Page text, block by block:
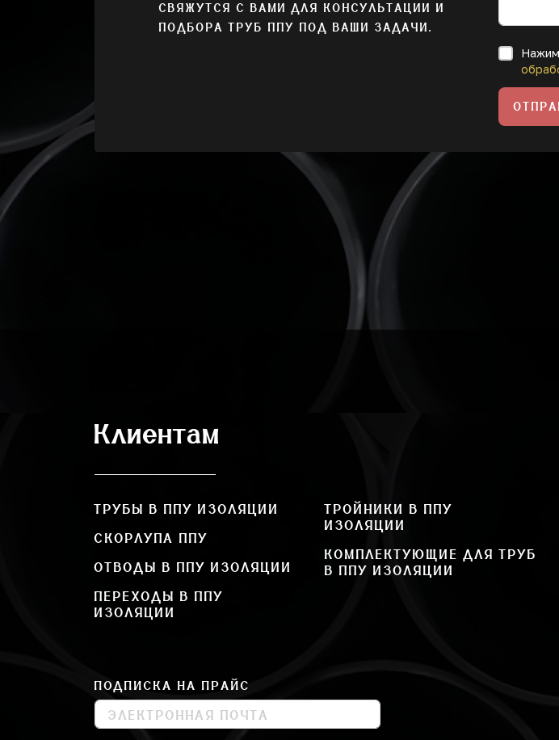
СВЯЖУТСЯ С ВАМИ ДЛЯ КОНСУЛЬТАЦИИ И
ПОДБОРА ТРУБ ППУ ПОД ВАШИ ЗАДАЧИ.
Клиентам
ТРУБЫ В ППУ ИЗОЛЯЦИИ
СКОРЛУПА ППУ
ОТВОДЫ В ППУ ИЗОЛЯЦИИ
ПЕРЕХОДЫ В ППУ
ИЗОЛЯЦИИ
ТРОЙНИКИ В ППУ
ИЗОЛЯЦИИ
КОМПЛЕКТУЮЩИЕ ДЛЯ ТРУБ
В ППУ ИЗОЛЯЦИИ
ПОДПИСКА НА ПРАЙС